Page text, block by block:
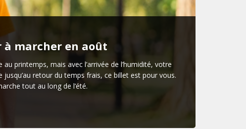
marcher en août
printemps, mais avec l’arrivée de l’humidité, votre
retour du temps frais, ce billet est pour vous.
tout au long de l’été.